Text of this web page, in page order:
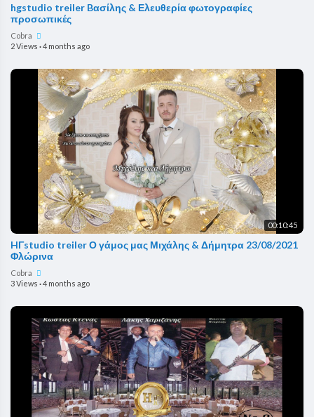
hgstudio treiler Bασίλης & Ελευθερία φωτογραφίες
προσωπικές
Cobra
2 Views ·4 months ago
00:10:45
HΓstudio treiler Ο γάμος μας Μιχάλης & Δήμητρα 23/08/2021
Φλώρινα
Cobra
3 Views ·4 months ago